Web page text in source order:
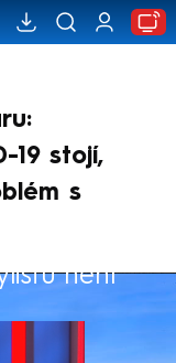
19 stojí,
s
není